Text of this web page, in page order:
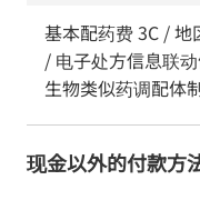
基本配药费 3C /
/ 电子处方信息联
生物类似药调配体
现金以外的付款方